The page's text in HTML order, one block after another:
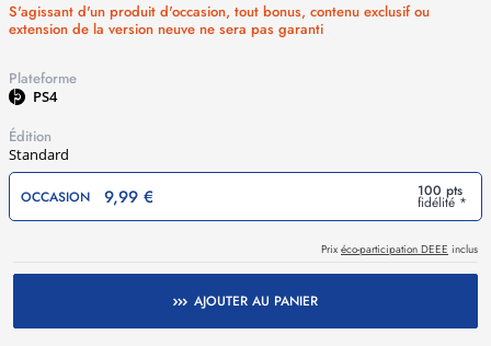
S'agissant d'un produit d'occasion, tout bonus, contenu exclusif ou
extension de la version neuve ne sera pas garanti
Plateforme
PS4
Édition
Standard
OCCASION 9,99 € 100 pts
fidélité *
Prix éco-participation DEEE inclus
AJOUTER AU PANIER